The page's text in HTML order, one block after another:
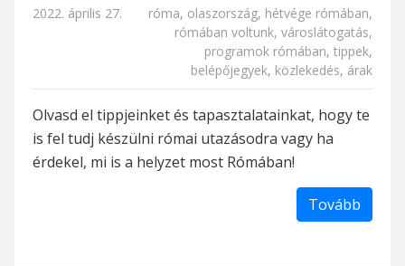
2022. április 27. róma, olaszország, hétvége rómában,
rómában voltunk, városlátogatás,
programok rómában, tippek,
belépőjegyek, közlekedés, árak
Olvasd el tippjeinket és tapasztalatainkat, hogy te
is fel tudj készülni római utazásodra vagy ha
érdekel, mi is a helyzet most Rómában!
Tovább